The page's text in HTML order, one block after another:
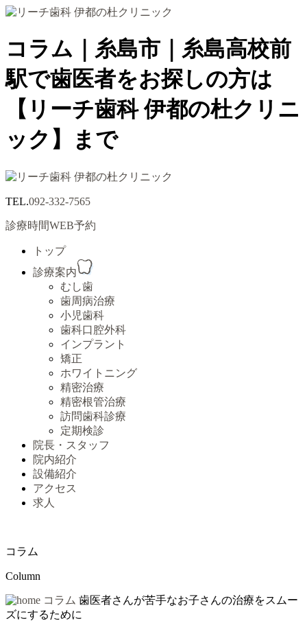
コラム｜糸島市｜糸島高校前
駅で歯医者をお探しの方は
【リーチ歯科 伊都の杜クリニ
ック】まで
TEL.092-332-7565
診療時間WEB予約
トップ
診療案内
むし歯
歯周病治療
小児歯科
歯科口腔外科
インプラント
矯正
ホワイトニング
精密治療
精密根管治療
訪問歯科診療
定期検診
院長・スタッフ
院内紹介
設備紹介
アクセス
求人
コラム
Column
コラム 歯医者さんが苦手なお子さんの治療をスムー
ズにするために